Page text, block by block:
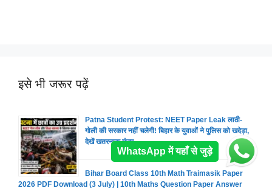
इसे भी जरूर पढ़ें
Patna Student Protest: NEET Paper Leak लाठी-
गोली की सरकार नहीं चलेगी! बिहार के युवाओं ने पुलिस को खदेड़ा,
देखें खतरनाक मंजर
Bihar Board Class 10th Math Traimasik Paper
2026 PDF Download (3 July) | 10th Maths Question Paper Answer
WhatsApp में यहाँ से जुड़े